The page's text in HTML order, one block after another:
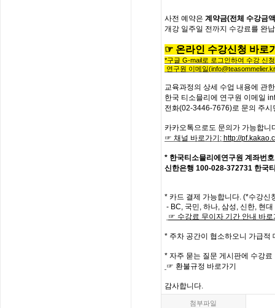
사전 예약은 계약금(전체 수강금
개강 일주일 전까지 수강료를 완
☞ 온라인 수강신청 바로
*구글 G-mail로 로그인하여 수강 신
연구원 이메일
교육과정의 상세 수업 내용에 관한
한국 티소믈리에 연구원 이메일
전화(02-3446-7676)로 문의 주시
카카오톡으로도 문의가 가능합니
☞ 채널 바로가기 : http://
* 한국티소믈리에연구원 계좌번호
신한은행 100-028-372731 한국
* 카드 결제 가능합니다. (*수강신
- BC, 국민, 하나, 삼성, 신한, 현
☞ 수강료 무이자 기간 안내 바로
* 주차 공간이 협소하오니 가급적
* 자주 묻는 질문 게시판에 수강료
☞ 환불규정 바로가기
감사합니다.
첨부파일